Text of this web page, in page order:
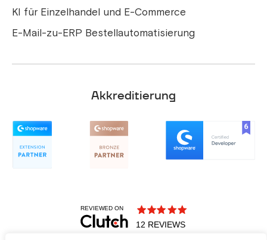
KI für Einzelhandel und E-Commerce
E-Mail-zu-ERP Bestellautomatisierung
Akkreditierung